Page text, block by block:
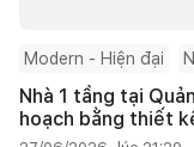
Modern - Hiện đại
Nhà 1 tầng tại
hoạch bằng thiết